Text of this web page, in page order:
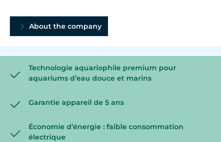
About the company
Technologie aquariophile premium pour
aquariums d’eau douce et marins
Garantie appareil de 5 ans
Économie d’énergie : faible consommation
électrique